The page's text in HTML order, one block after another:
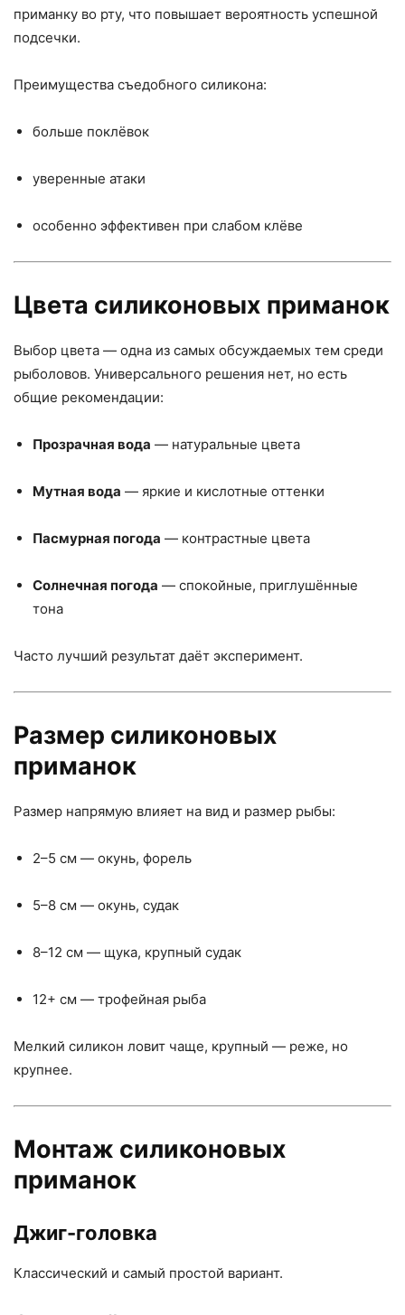
приманку во рту, что повышает вероятность успешной
подсечки.
Преимущества съедобного силикона:
больше поклёвок
уверенные атаки
особенно эффективен при слабом клёве
Цвета силиконовых приманок
Выбор цвета — одна из самых обсуждаемых тем среди
рыболовов. Универсального решения нет, но есть
общие рекомендации:
Прозрачная вода — натуральные цвета
Мутная вода — яркие и кислотные оттенки
Пасмурная погода — контрастные цвета
Солнечная погода — спокойные, приглушённые
тона
Часто лучший результат даёт эксперимент.
Размер силиконовых
приманок
Размер напрямую влияет на вид и размер рыбы:
2–5 см — окунь, форель
5–8 см — окунь, судак
8–12 см — щука, крупный судак
12+ см — трофейная рыба
Мелкий силикон ловит чаще, крупный — реже, но
крупнее.
Монтаж силиконовых
приманок
Джиг-головка
Классический и самый простой вариант.